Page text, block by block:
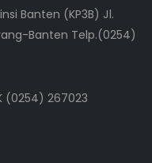
Banten (KP3B) Jl.
Banten Telp.(0254)
(0254) 267023